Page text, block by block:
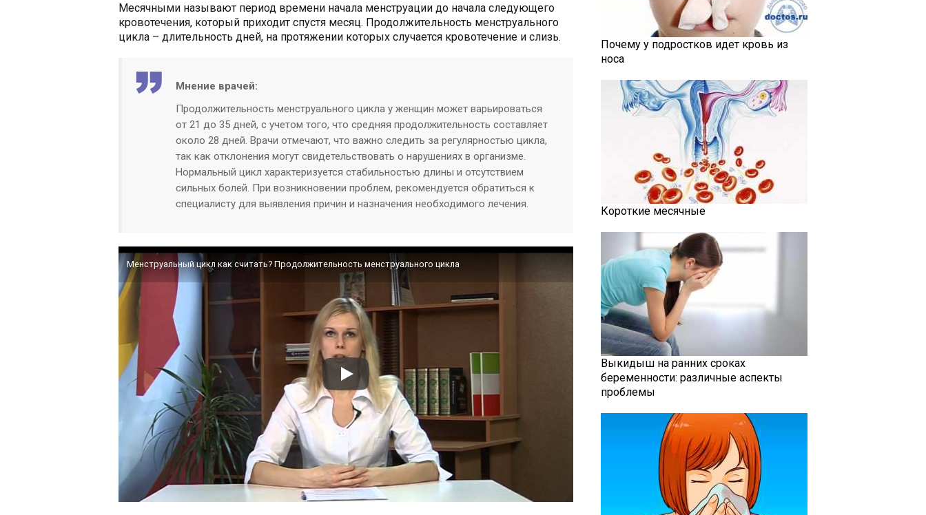
Месячными называют период времени начала менструации до начала следующего
кровотечения, который приходит спустя месяц. Продолжительность менструального
цикла – длительность дней, на протяжении которых случается кровотечение и слизь.
Мнение врачей:
Продолжительность менструального цикла у женщин может варьироваться
от 21 до 35 дней, с учетом того, что средняя продолжительность составляет
около 28 дней. Врачи отмечают, что важно следить за регулярностью цикла,
так как отклонения могут свидетельствовать о нарушениях в организме.
Нормальный цикл характеризуется стабильностью длины и отсутствием
сильных болей. При возникновении проблем, рекомендуется обратиться к
специалисту для выявления причин и назначения необходимого лечения.
Менструальный цикл как считать? Продолжительность менструального цикла
Почему у подростков идет кровь из
носа
Короткие месячные
Выкидыш на ранних сроках
беременности: различные аспекты
проблемы